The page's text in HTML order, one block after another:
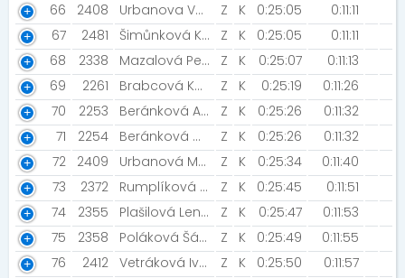
66
2408 Urbanova Veronika Z K 0:25:05
0:11:11
67
2481 Šimůnková Kateřina Z K 0:25:05
0:11:11
68
2338 Mazalová Petra [innogy] Z K 0:25:07
0:11:13
69
2261 Brabcová Kateřina [BKB team] Z K 0:25:19
0:11:26
70
2253 Beránková Alžběta Z K 0:25:26
0:11:32
71
2254 Beránková Monika Z K 0:25:26
0:11:32
72
2409 Urbanová Monika Z K 0:25:34
0:11:40
73
2372 Rumplíková Linda Z K 0:25:45
0:11:51
74
2355 Plašilová Lenka Z K 0:25:47
0:11:53
75
2358 Poláková Šárka Z K 0:25:49
0:11:55
76
2412 Vetráková Ivana [Turbošneky] Z K 0:25:50
0:11:57